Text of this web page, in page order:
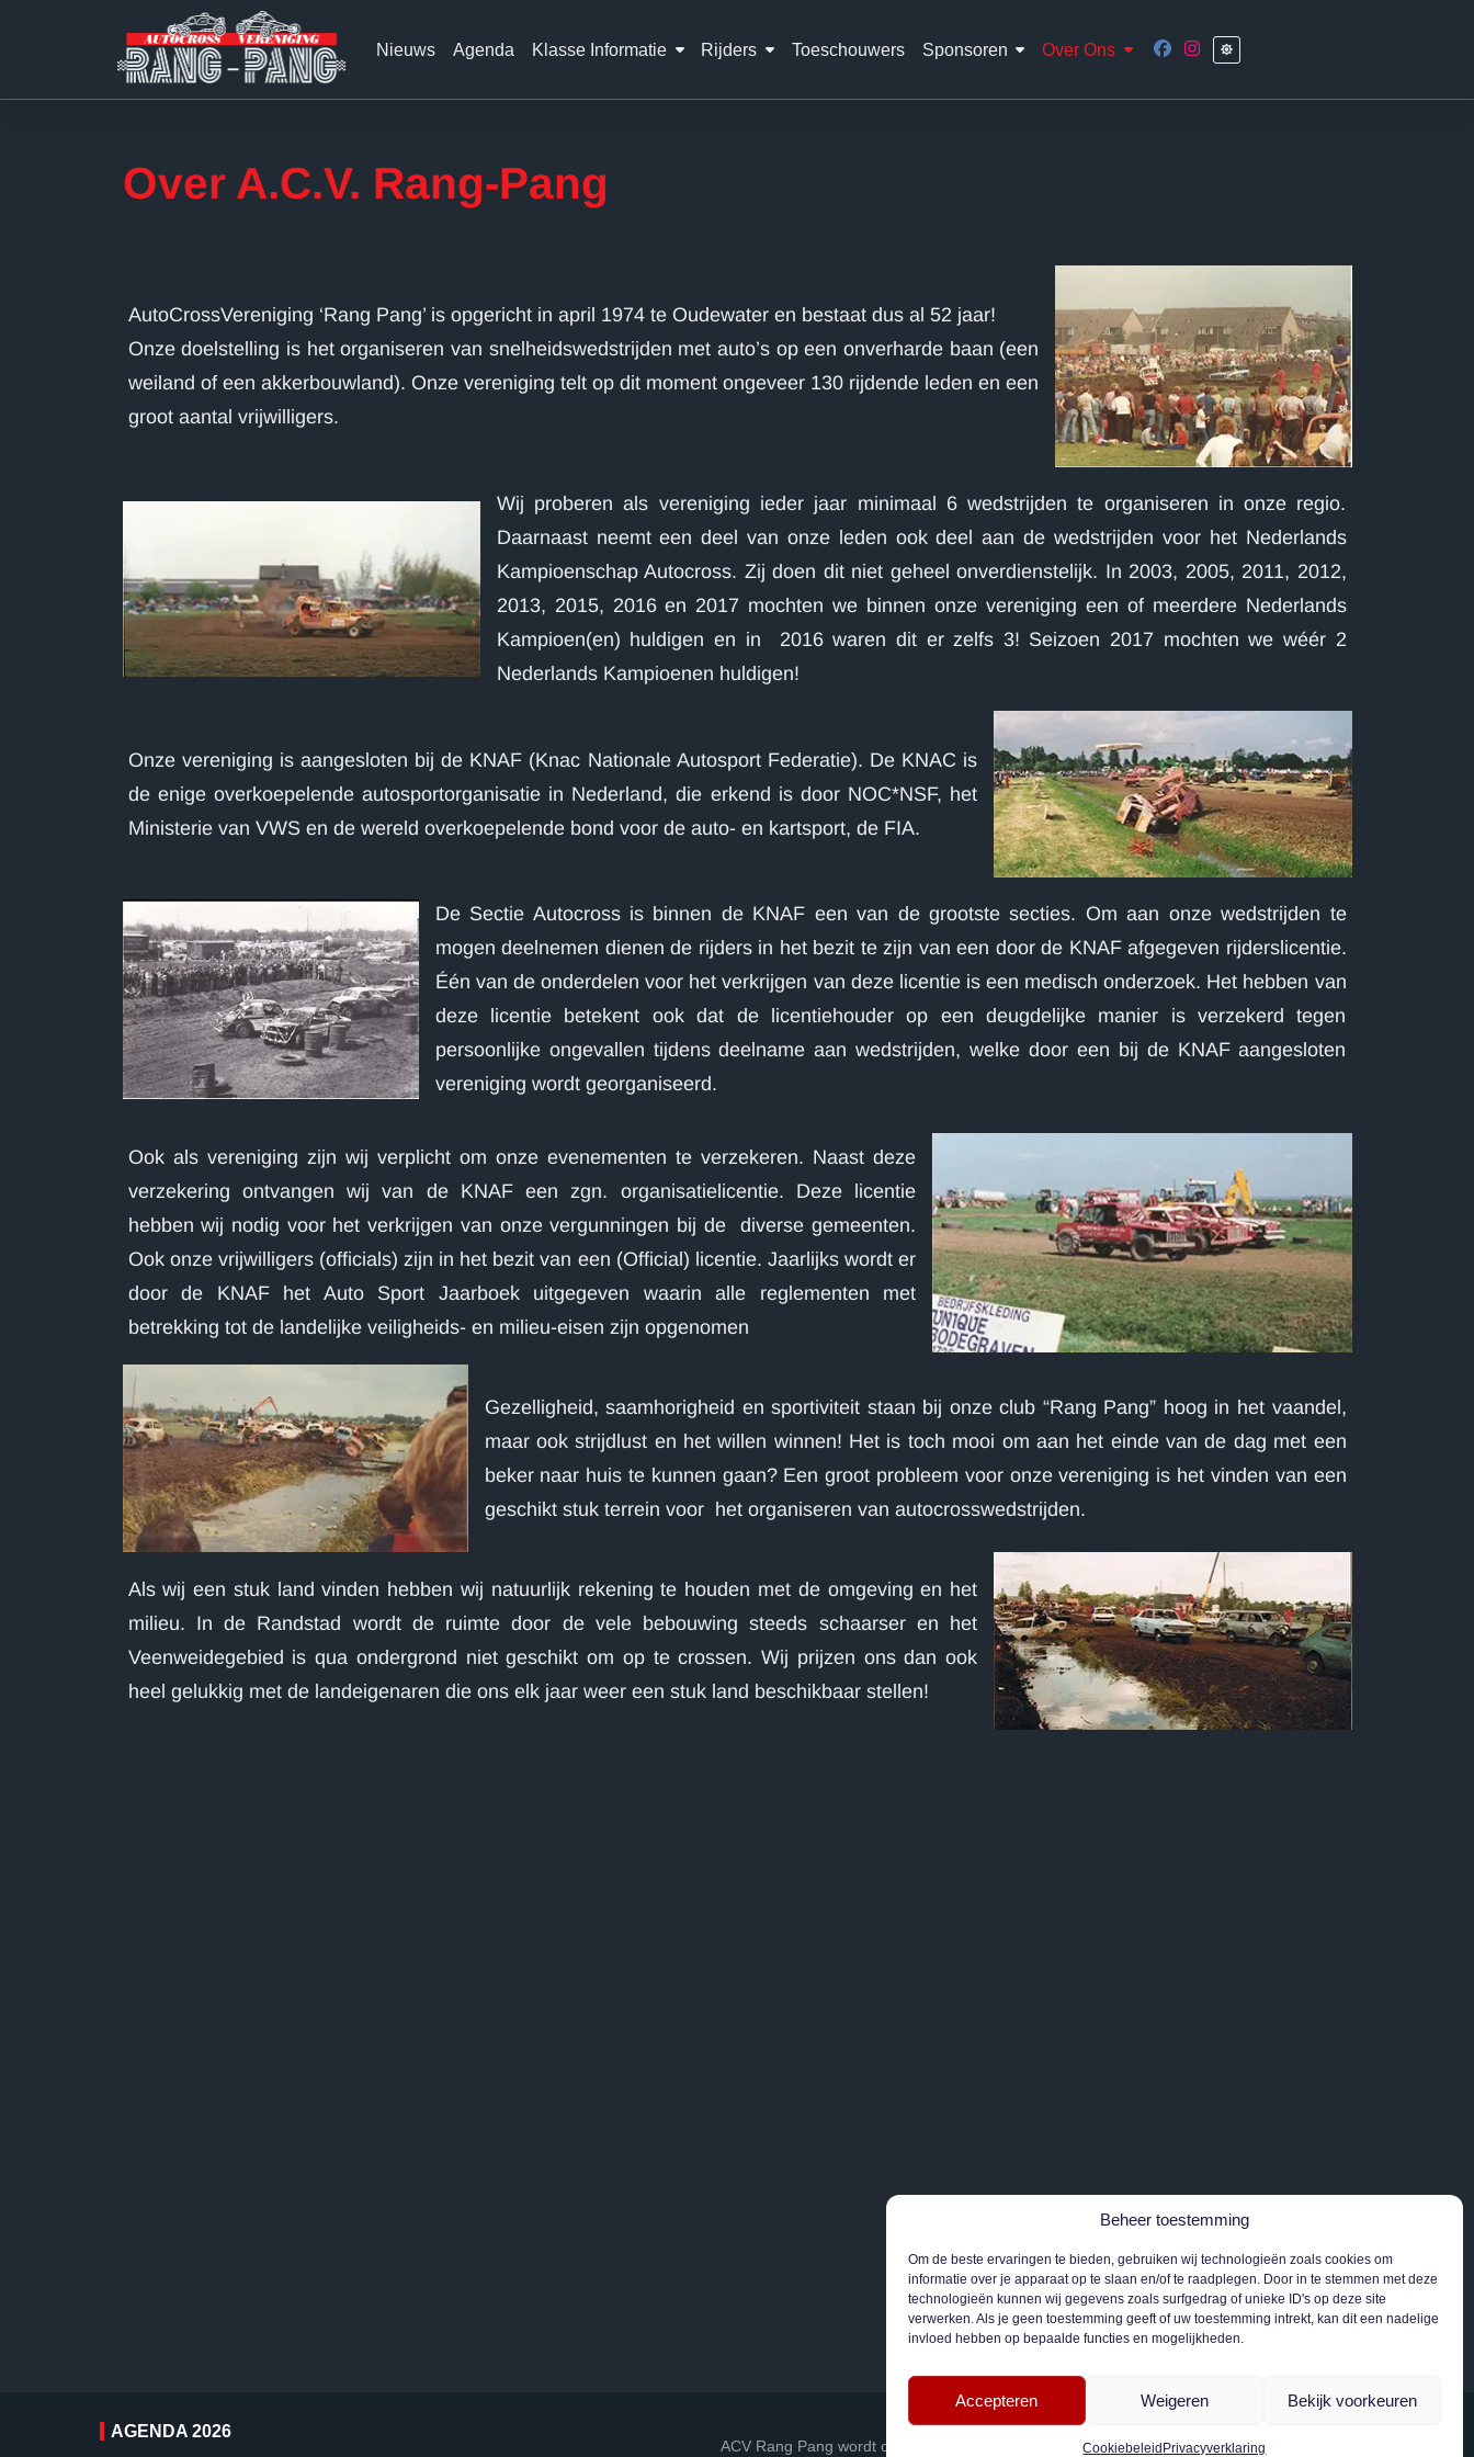
Beheer toestemming
Om de beste ervaringen te bieden, gebruiken wij technologieën zoals cookies om
informatie over je apparaat op te slaan en/of te raadplegen. Door in te stemmen met deze
technologieën kunnen wij gegevens zoals surfgedrag of unieke ID's op deze site
verwerken. Als je geen toestemming geeft of uw toestemming intrekt, kan dit een nadelige
invloed hebben op bepaalde functies en mogelijkheden.
Accepteren Weigeren Bekijk voorkeuren
Cookiebeleid Privacyverklaring
Nieuws Agenda Klasse Informatie Rijders Toeschouwers Sponsoren Over Ons
Over A.C.V. Rang-Pang
AutoCrossVereniging ‘Rang Pang’ is opgericht in april 1974 te Oudewater en bestaat dus al 52 jaar!
Onze doelstelling is het organiseren van snelheidswedstrijden met auto’s op een onverharde baan (een
weiland of een akkerbouwland). Onze vereniging telt op dit moment ongeveer 130 rijdende leden en een
groot aantal vrijwilligers.
Wij proberen als vereniging ieder jaar minimaal 6 wedstrijden te organiseren in onze regio.
Daarnaast neemt een deel van onze leden ook deel aan de wedstrijden voor het Nederlands
Kampioenschap Autocross. Zij doen dit niet geheel onverdienstelijk. In 2003, 2005, 2011, 2012,
2013, 2015, 2016 en 2017 mochten we binnen onze vereniging een of meerdere Nederlands
Kampioen(en) huldigen en in 2016 waren dit er zelfs 3! Seizoen 2017 mochten we wéér 2
Nederlands Kampioenen huldigen!
Onze vereniging is aangesloten bij de KNAF (Knac Nationale Autosport Federatie). De KNAC is
de enige overkoepelende autosportorganisatie in Nederland, die erkend is door NOC*NSF, het
Ministerie van VWS en de wereld overkoepelende bond voor de auto- en kartsport, de FIA.
De Sectie Autocross is binnen de KNAF een van de grootste secties. Om aan onze wedstrijden te
mogen deelnemen dienen de rijders in het bezit te zijn van een door de KNAF afgegeven rijderslicentie.
Één van de onderdelen voor het verkrijgen van deze licentie is een medisch onderzoek. Het hebben van
deze licentie betekent ook dat de licentiehouder op een deugdelijke manier is verzekerd tegen
persoonlijke ongevallen tijdens deelname aan wedstrijden, welke door een bij de KNAF aangesloten
vereniging wordt georganiseerd.
Ook als vereniging zijn wij verplicht om onze evenementen te verzekeren. Naast deze
verzekering ontvangen wij van de KNAF een zgn. organisatielicentie. Deze licentie
hebben wij nodig voor het verkrijgen van onze vergunningen bij de diverse gemeenten.
Ook onze vrijwilligers (officials) zijn in het bezit van een (Official) licentie. Jaarlijks wordt er
door de KNAF het Auto Sport Jaarboek uitgegeven waarin alle reglementen met
betrekking tot de landelijke veiligheids- en milieu-eisen zijn opgenomen
Gezelligheid, saamhorigheid en sportiviteit staan bij onze club “Rang Pang” hoog in het vaandel,
maar ook strijdlust en het willen winnen! Het is toch mooi om aan het einde van de dag met een
beker naar huis te kunnen gaan? Een groot probleem voor onze vereniging is het vinden van een
geschikt stuk terrein voor het organiseren van autocrosswedstrijden.
Als wij een stuk land vinden hebben wij natuurlijk rekening te houden met de omgeving en het
milieu. In de Randstad wordt de ruimte door de vele bebouwing steeds schaarser en het
Veenweidegebied is qua ondergrond niet geschikt om op te crossen. Wij prijzen ons dan ook
heel gelukkig met de landeigenaren die ons elk jaar weer een stuk land beschikbaar stellen!
AGENDA 2026
ACV Rang Pang wordt ondersteund door o.a.: